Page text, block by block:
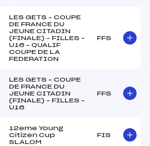
LES GETS – COUPE
DE FRANCE DU
JEUNE CITADIN
(FINALE) – FILLES –
U16 – QUALIF
COUPE DE LA
FEDERATION
FFS
LES GETS – COUPE
DE FRANCE DU
JEUNE CITADIN
(FINALE) – FILLES –
U16
FFS
12eme Young
Citizen Cup
SLALOM
FIS